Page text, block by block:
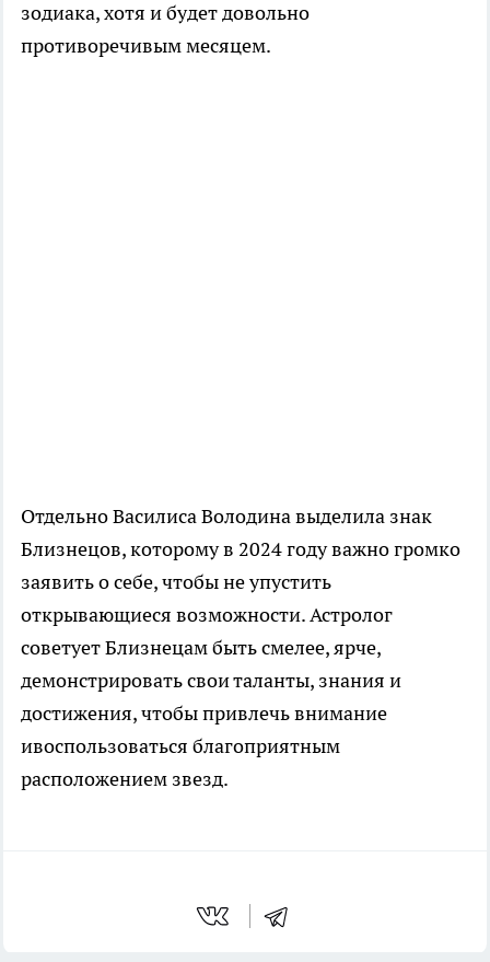
зодиака, хотя и будет довольно
противоречивым месяцем.
Отдельно Василиса Володина выделила знак
Близнецов, которому в 2024 году важно громко
заявить о себе, чтобы не упустить
открывающиеся возможности. Астролог
советует Близнецам быть смелее, ярче,
демонстрировать свои таланты, знания и
достижения, чтобы привлечь внимание
ивоспользоваться благоприятным
расположением звезд.